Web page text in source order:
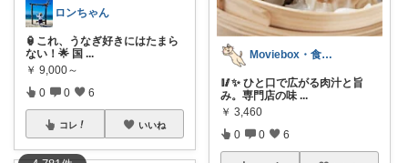
ロンちゃん
🏮これ、うなぎ好きにはたまら
ない！🌟 国 ...
￥ 9,000～
0 0 6
コレ いいね
Moviebox・食べることが大好き
🥢✨ ひと口で広がる肉汁と旨
み。専門店の味 ...
￥ 3,460
0 0 6